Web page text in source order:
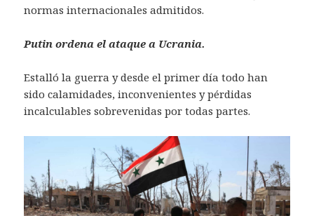
normas internacionales admitidos.
Putin ordena el ataque a Ucrania.
Estalló la guerra y desde el primer día todo han
sido calamidades, inconvenientes y pérdidas
incalculables sobrevenidas por todas partes.